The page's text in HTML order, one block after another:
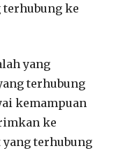
terhubung ke
yang
terhubung
kemampuan
ke
terhubung